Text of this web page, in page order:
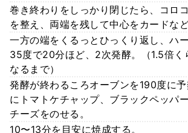
巻き終わりをしっかり閉じたら、コロ
を整え、両端を残して中心をカードな
一方の端をくるっとひっくり返し、ハ
35度で20分ほど、2次発酵。（1.5倍く
なるまで）
発酵が終わるころオーブンを190度に
にトマトケチャップ、ブラックペッパ
チーズをのせる。
10〜13分を目安に焼成する。